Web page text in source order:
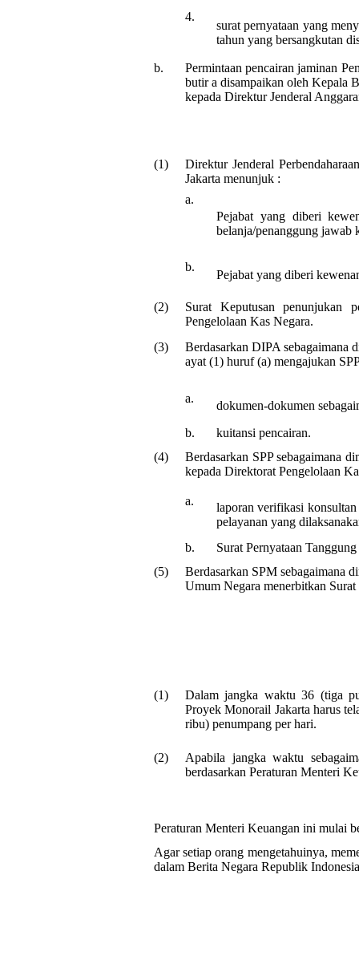
4.
surat pernyataan yang
tahun yang bersangkutan
b.
Permintaan pencairan jaminan
butir a disampaikan oleh Kepala
kepada Direktur Jenderal
(1)
Direktur Jenderal
Jakarta menunjuk :
a.
Pejabat yang diberi
belanja/penanggung jawab
b.
Pejabat yang diberi
(2)
Surat Keputusan penunjukan
Pengelolaan Kas Negara.
(3)
Berdasarkan DIPA sebagaimana
ayat (1) huruf (a) mengajukan
a.
dokumen-dokumen
b.
kuitansi pencairan.
(4)
Berdasarkan SPP sebagaimana
kepada Direktorat Pengelolaan
a.
laporan verifikasi
pelayanan yang
b.
Surat Pernyataan
(5)
Berdasarkan SPM sebagaimana
Umum Negara menerbitkan
(1)
Dalam jangka waktu 36 (tiga
Proyek Monorail Jakarta harus
ribu) penumpang per hari.
(2)
Apabila jangka waktu
berdasarkan Peraturan Menteri
Peraturan Menteri Keuangan ini mulai
Agar setiap orang mengetahuinya,
dalam Berita Negara Republik